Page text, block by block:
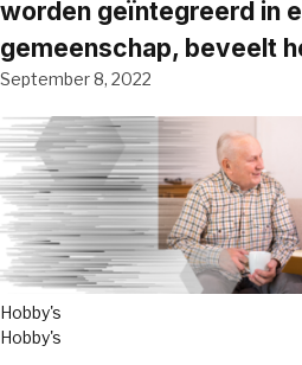
worden geïntegreerd in
gemeenschap, beveelt
September 8, 2022
Hobby's
Hobby's